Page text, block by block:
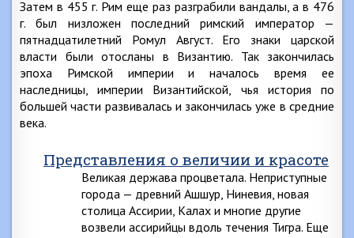
Затем в 455 г. Рим еще раз разграбили вандалы, а в 476
г. был низложен последний римский император —
пятнадцатилетний Ромул Август. Его знаки царской
власти были отосланы в Византию. Так закончилась
эпоха Римской империи и началось время ее
наследницы, империи Византийской, чья история по
большей части развивалась и закончилась уже в средние
века.
Представления о величии и красоте
Великая держава процветала. Неприступные
города — древний Ашшур, Ниневия, новая
столица Ассирии, Калах и многие другие
возвели ассирийцы вдоль течения Тигра. Еще